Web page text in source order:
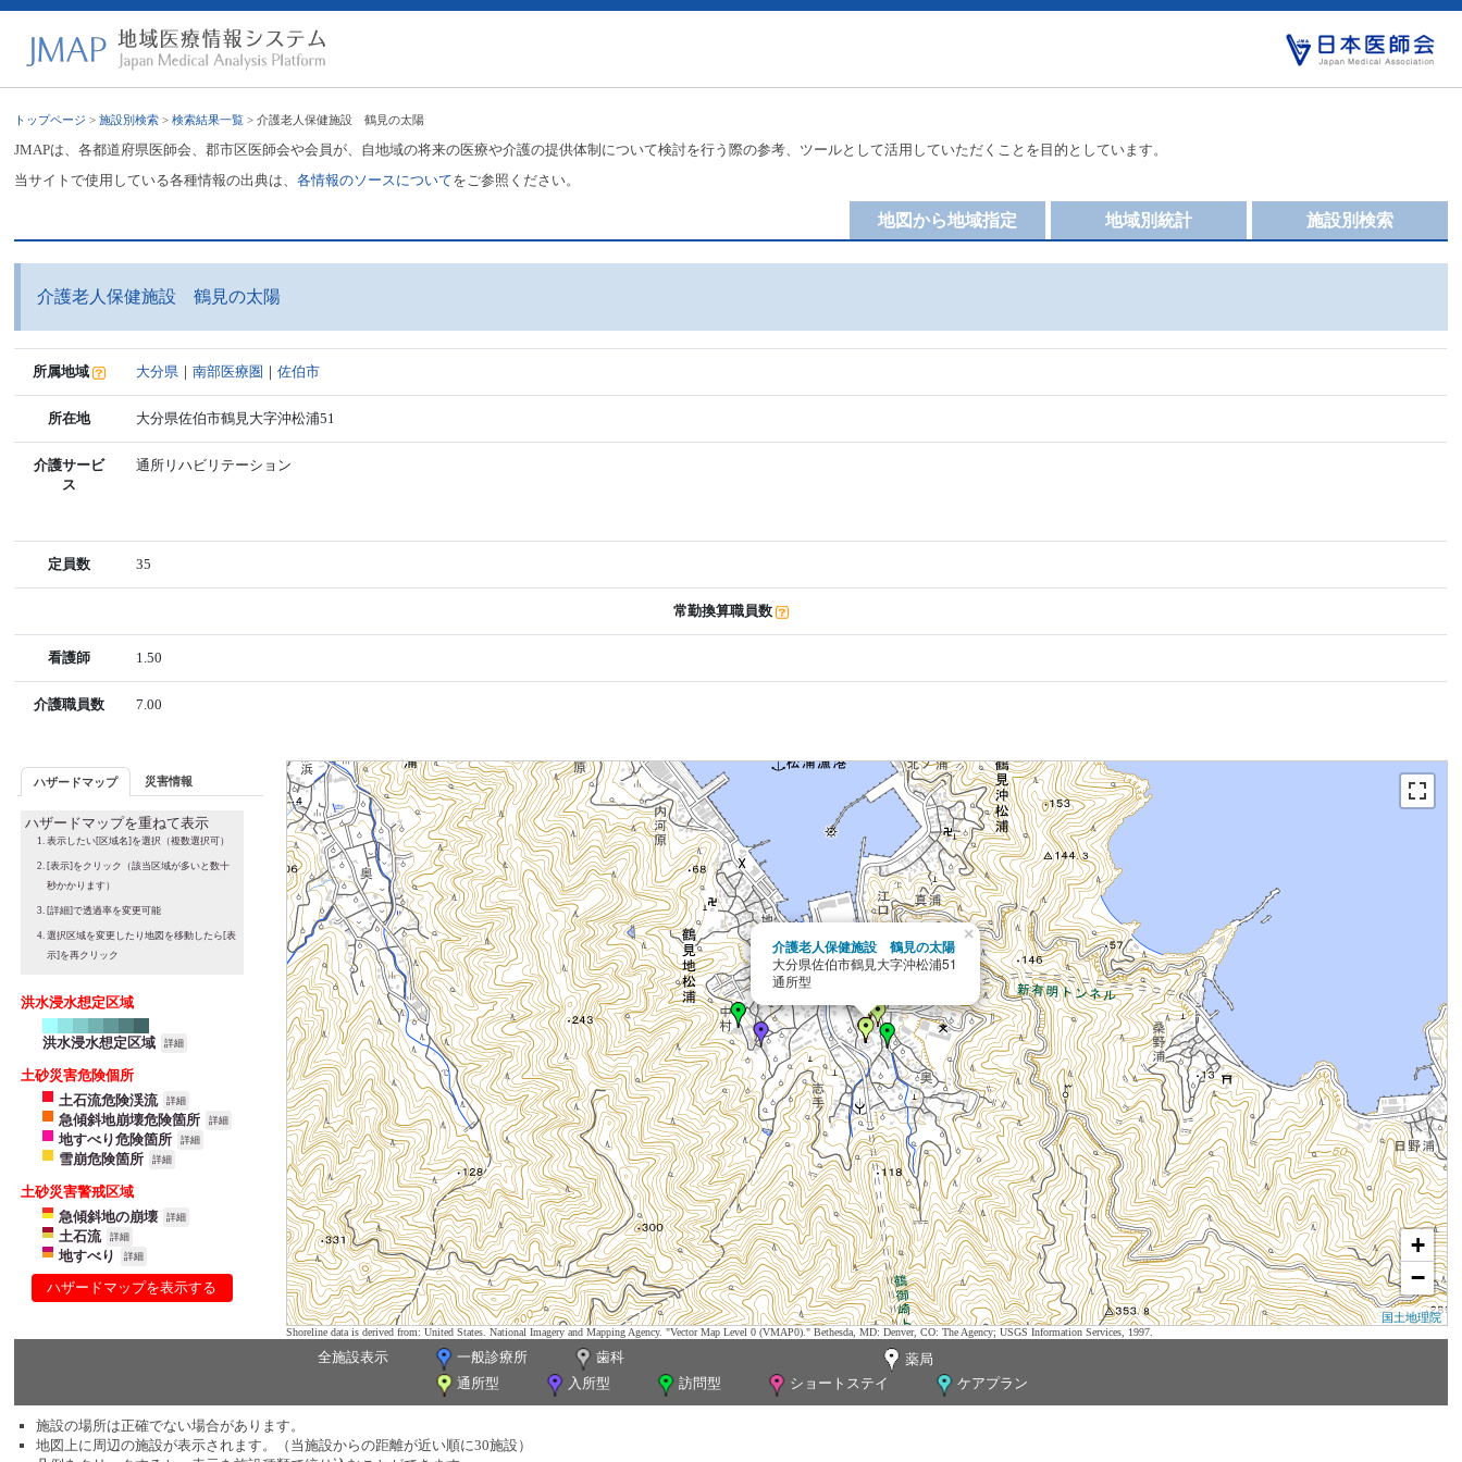
トップページ >施設別検索 >検索結果一覧 > 介護老人保健施設 鶴見の太陽
JMAPは、各都道府県医師会、郡市区医師会や会員が、自地域の将来の医療や介護の提供体制について検討を行う際の参考、ツールとして活用していただくことを目的としています。
当サイトで使用している各種情報の出典は、各情報のソースについてをご参照ください。
施設別検索
地域別統計
地図から地域指定
介護老人保健施設 鶴見の太陽
所属地域 大分県 ｜南部医療圏 ｜佐伯市
所在地 大分県佐伯市鶴見大字沖松浦51
介護サービ
ス
通所リハビリテーション
定員数 35
常勤換算職員数
看護師 1.50
介護職員数 7.00
ハザードマップ 災害情報
ハザードマップを重ねて表示
表示したい[区域名]を選択（複数選択可）
[表示]をクリック（該当区域が多いと数十
秒かかります）
[詳細]で透過率を変更可能
選択区域を変更したり地図を移動したら[表
示]を再クリック
洪水浸水想定区域
洪水浸水想定区域 詳細
土砂災害危険個所
土石流危険渓流
詳細
急傾斜地崩壊危険箇所 詳細
地すべり危険箇所 詳細
雪崩危険箇所 詳細
土砂災害警戒区域
急傾斜地の崩壊
詳細
土石流 詳細
地すべり 詳細
ハザードマップを表示する
介護老人保健施設 鶴見の太陽
大分県佐伯市鶴見大字沖松浦51
通所型
×
+
−
国土地理院
Shoreline data is derived from: United States. National Imagery and Mapping Agency. "Vector Map Level 0 (VMAP0)." Bethesda, MD: Denver, CO: The Agency; USGS Information Services, 1997.
全施設表示 一般診療所 歯科
薬局
通所型
入所型 訪問型 ショートステイ ケアプラン
施設の場所は正確でない場合があります。
地図上に周辺の施設が表示されます。（当施設からの距離が近い順に30施設）